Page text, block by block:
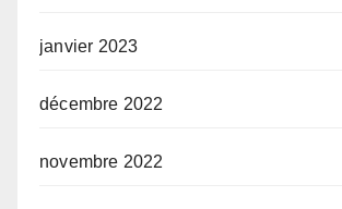
janvier 2023
décembre 2022
novembre 2022